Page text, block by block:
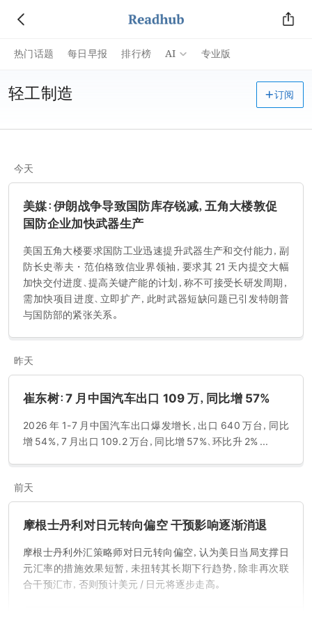
热门话题 每日早报 排行榜 AI 专业版
轻工制造 订阅
今天
美媒：伊朗战争导致国防库存锐减，五角大楼敦促
国防企业加快武器生产
美国五角大楼要求国防工业迅速提升武器生产和交付能力，副
防长史蒂夫・范伯格致信业界领袖，要求其 21 天内提交大幅
加快交付进度、提高关键产能的计划，称不可接受长研发周期，
需加快项目进度、立即扩产，此时武器短缺问题已引发特朗普
与国防部的紧张关系。
昨天
崔东树：7 月中国汽车出口 109 万，同比增 57%
2026 年 1-7 月中国汽车出口爆发增长，出口 640 万台，同比
增 54%，7 月出口 109.2 万台，同比增 57%、环比升 2% ...
前天
摩根士丹利对日元转向偏空 干预影响逐渐消退
摩根士丹利外汇策略师对日元转向偏空，认为美日当局支撑日
元汇率的措施效果短暂，未扭转其长期下行趋势，除非再次联
合干预汇市，否则预计美元 / 日元将逐步走高。